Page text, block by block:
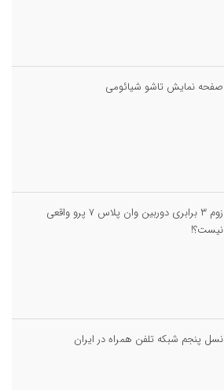
صفحه نمایش تاشو شیائومی
زوم ۳ برابری دوربین وان پلاس ۷ پرو واقعی
نیست؟!
نسل پنجم شبکه تلفن همراه در ایران